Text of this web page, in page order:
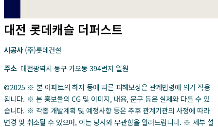
대전 롯데캐슬 더퍼스트
시공사 (주)롯데건설
주소대전광역시 동구 가오동 394번지 일원
©2025 ※ 본 아파트의 하자 등에 따른 피해보상은 관계법령에 의거 적용
됩니다. ※ 본 홍보물의 CG 및 이미지, 내용, 문구 등은 실제와 다를 수 있
습니다. ※ 각종 개발계획 및 예정사항 등은 추후 관계기관의 사정에 따라
변경 및 취소될 수 있으며, 이는 당사와 무관함을 알려드립니다. ※ 세부 설